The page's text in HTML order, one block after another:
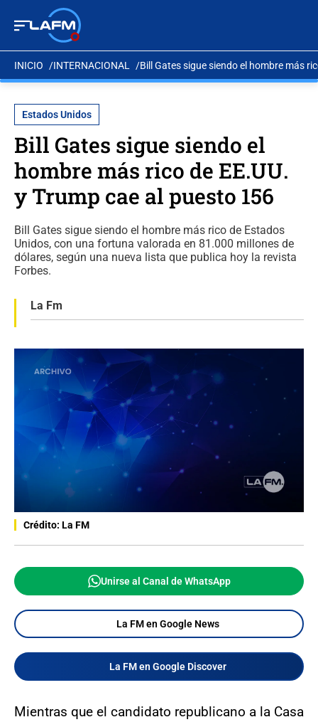
INICIO INTERNACIONAL Bill Gates sigue siendo el hombre más
Estados Unidos
Bill Gates sigue siendo el
hombre más rico de EE.UU.
y Trump cae al puesto 156
Bill Gates sigue siendo el hombre más rico de Estados
Unidos, con una fortuna valorada en 81.000 millones de
dólares, según una nueva lista que publica hoy la revista
Forbes.
La Fm
Crédito: La FM
Unirse al Canal de WhatsApp
La FM en Google News
La FM en Google Discover
Mientras que el candidato republicano a la Casa